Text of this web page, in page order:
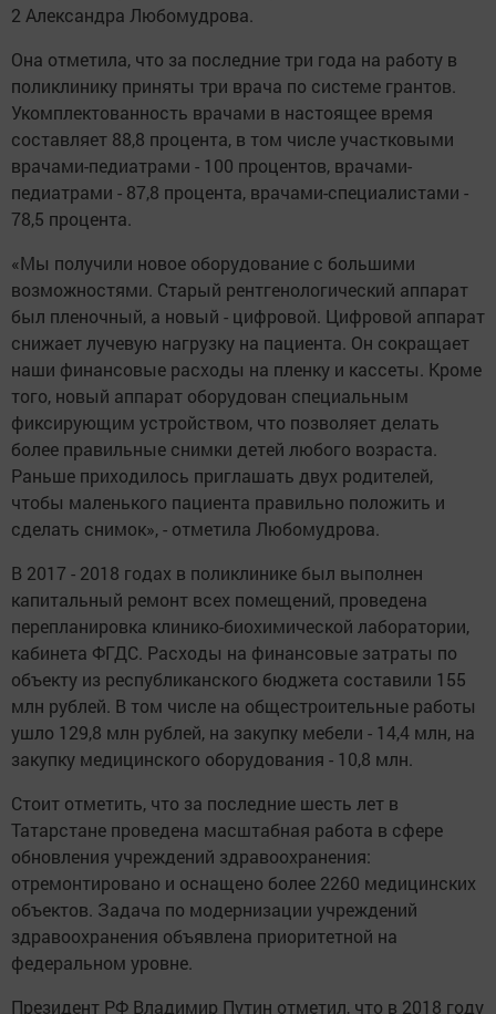
2 Александра Любомудрова.
Она отметила, что за последние три года на работу в
поликлинику приняты три врача по системе грантов.
Укомплектованность врачами в настоящее время
составляет 88,8 процента, в том числе участковыми
врачами-педиатрами - 100 процентов, врачами-
педиатрами - 87,8 процента, врачами-специалистами -
78,5 процента.
«Мы получили новое оборудование с большими
возможностями. Старый рентгенологический аппарат
был пленочный, а новый - цифровой. Цифровой аппарат
снижает лучевую нагрузку на пациента. Он сокращает
наши финансовые расходы на пленку и кассеты. Кроме
того, новый аппарат оборудован специальным
фиксирующим устройством, что позволяет делать
более правильные снимки детей любого возраста.
Раньше приходилось приглашать двух родителей,
чтобы маленького пациента правильно положить и
сделать снимок», - отметила Любомудрова.
В 2017 - 2018 годах в поликлинике был выполнен
капитальный ремонт всех помещений, проведена
перепланировка клинико-биохимической лаборатории,
кабинета ФГДС. Расходы на финансовые затраты по
объекту из республиканского бюджета составили 155
млн рублей. В том числе на общестроительные работы
ушло 129,8 млн рублей, на закупку мебели - 14,4 млн, на
закупку медицинского оборудования - 10,8 млн.
Стоит отметить, что за последние шесть лет в
Татарстане проведена масштабная работа в сфере
обновления учреждений здравоохранения:
отремонтировано и оснащено более 2260 медицинских
объектов. Задача по модернизации учреждений
здравоохранения объявлена приоритетной на
федеральном уровне.
Президент РФ Владимир Путин отметил, что в 2018 году